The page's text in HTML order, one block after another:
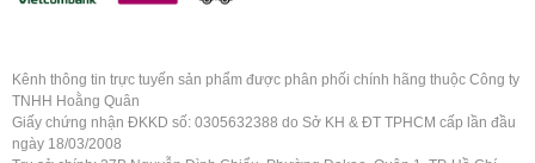
Kênh thông tin trực tuyến sản phẩm được phân phối chính hãng thuộc Công ty
TNHH Hoằng Quân
Giấy chứng nhận ĐKKD số: 0305632388 do Sở KH & ĐT TPHCM cấp lần đầu
ngày 18/03/2008